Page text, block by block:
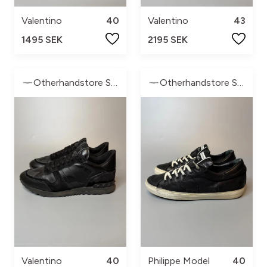
Valentino
40
1495 SEK
Valentino
43
2195 SEK
Otherhandstore Sweden
Valentino
40
Otherhandstore Sweden
Philippe Model
40